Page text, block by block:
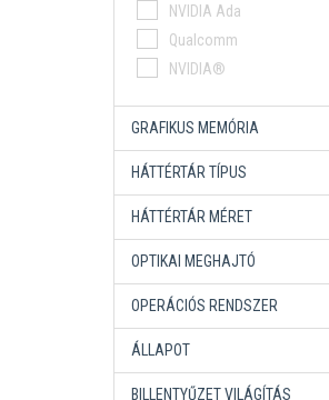
Snapdragon X
AMD Ryzen AI 9 HX Pro
Ryzen AI Max+ Pro
Intel Core Ultra X7
NVIDIA Ada
Qualcomm
NVIDIA®
GRAFIKUS MEMÓRIA
HÁTTÉRTÁR TÍPUS
HÁTTÉRTÁR MÉRET
OPTIKAI MEGHAJTÓ
OPERÁCIÓS RENDSZER
ÁLLAPOT
BILLENTYŰZET VILÁGÍTÁS